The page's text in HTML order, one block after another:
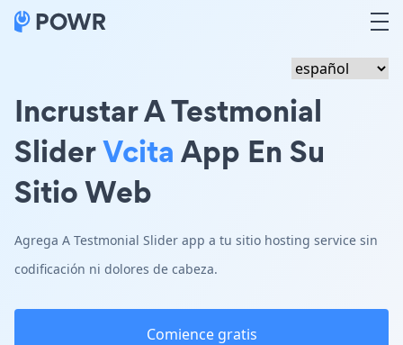
Incrustar A Testmonial
SliderVcitaApp En Su
Sitio Web
Agrega A Testmonial Slider app a tu sitio hosting service sin
codificación ni dolores de cabeza.
Comience gratis